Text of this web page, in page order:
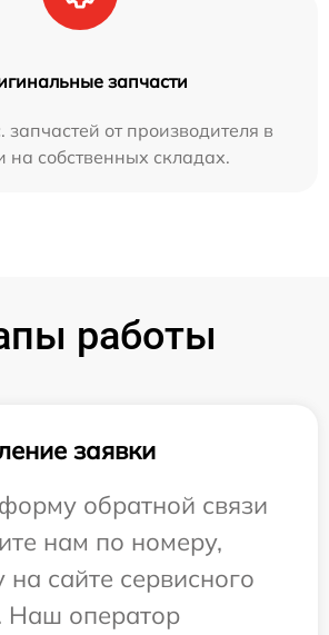
запчасти
запчастей от производителя в
на собственных складах.
работы
заявки
обратной связи
нам по номеру,
сайте сервисного
Наш оператор